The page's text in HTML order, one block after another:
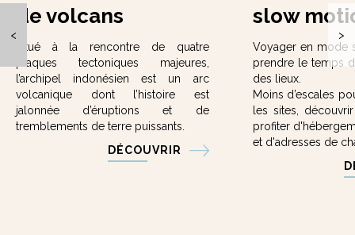
de volcans
Situé à la rencontre de quatre
plaques tectoniques majeures,
l’archipel indonésien est un arc
volcanique dont l’histoire est
jalonnée d’éruptions et de
tremblements de terre puissants.
DÉCOUVRIR
slow
Voyager en mode
prendre le temps
des lieux.
Moins d’escales
les sites,
profiter
et d'adresses de
< >